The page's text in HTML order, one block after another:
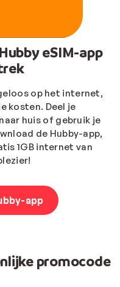
eSIM-app
op het internet,
kosten. Deel je
huis of gebruik je
de Hubby-app,
1GB internet van
app
promocode